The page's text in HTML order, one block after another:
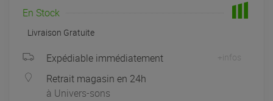
En Stock
Livraison Gratuite
Expédiable immédiatement +infos
Retrait magasin en 24h
à Univers-sons